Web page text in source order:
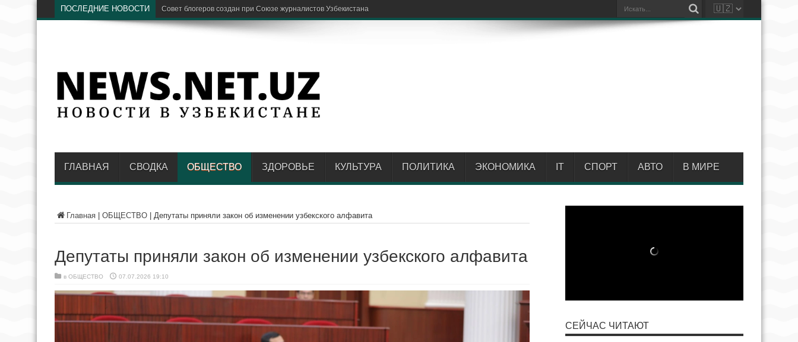
ПОСЛЕДНИЕ НОВОСТИ Предстоящая зима станет «испытате
ГЛАВНАЯ СВОДКА ОБЩЕСТВО ЗДОРОВЬЕ КУЛЬТУРА ПОЛИТИКА ЭКОНОМИКА IT СПОРТ АВТО В МИРЕ
Главная ОБЩЕСТВО Депутаты приняли закон об изменении узбекского алфавита
Депутаты приняли закон об изменении узбекского алфавита
в ОБЩЕСТВО 07.07.2026 19:10
СЕЙЧАС ЧИТАЮТ